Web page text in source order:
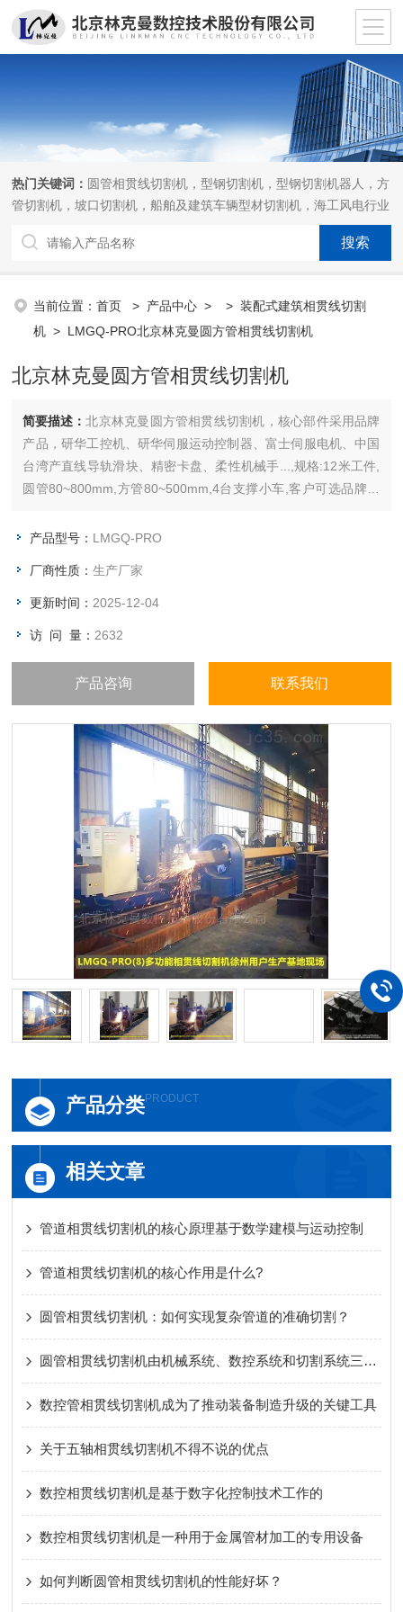
热门关键词： 圆管相贯线切割机，型钢切割机，型钢切割机器人，方
管切割机，坡口切割机，船舶及建筑车辆型材切割机，海工风电行业
当前位置：首页 > 产品中心 > >装配式建筑相贯线切割
机 > LMGQ-PRO北京林克曼圆方管相贯线切割机
北京林克曼圆方管相贯线切割机
简要描述：北京林克曼圆方管相贯线切割机，核心部件采用品牌
产品，研华工控机、研华伺服运动控制器、富士伺服电机、中国
台湾产直线导轨滑块、精密卡盘、柔性机械手...,规格:12米工件,
圆管80~800mm,方管80~500mm,4台支撑小车,客户可选品牌激
产品型号： LMGQ-PRO
厂商性质：生产厂家
更新时间： 2025-12-04
访 问 量： 2632
产品咨询 联系我们
产品分类PRODUCT
相关文章
管道相贯线切割机的核心原理基于数学建模与运动控制
管道相贯线切割机的核心作用是什么?
圆管相贯线切割机：如何实现复杂管道的准确切割？
圆管相贯线切割机由机械系统、数控系统和切割系统三部分组成
数控管相贯线切割机成为了推动装备制造升级的关键工具
关于五轴相贯线切割机不得不说的优点
数控相贯线切割机是基于数字化控制技术工作的
数控相贯线切割机是一种用于金属管材加工的专用设备
如何判断圆管相贯线切割机的性能好坏？